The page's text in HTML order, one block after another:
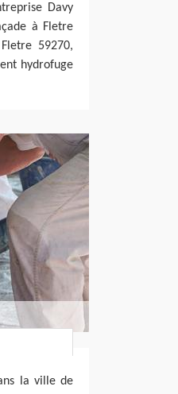
Davy
à Fletre
59270,
hydrofuge
la ville de